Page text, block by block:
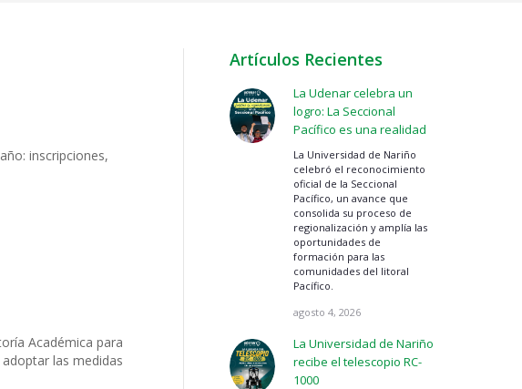
inscripciones,
Académica para
las medidas
Artículos Recientes
La Udenar celebra un
logro: La Seccional
Pacífico es una realidad
La Universidad de Nariño
celebró el reconocimiento
oficial de la Seccional
Pacífico, un avance que
consolida su proceso de
regionalización y amplía las
oportunidades de
formación para las
comunidades del litoral
Pacífico.
agosto 4, 2026
La Universidad de Nariño
recibe el telescopio RC-
1000